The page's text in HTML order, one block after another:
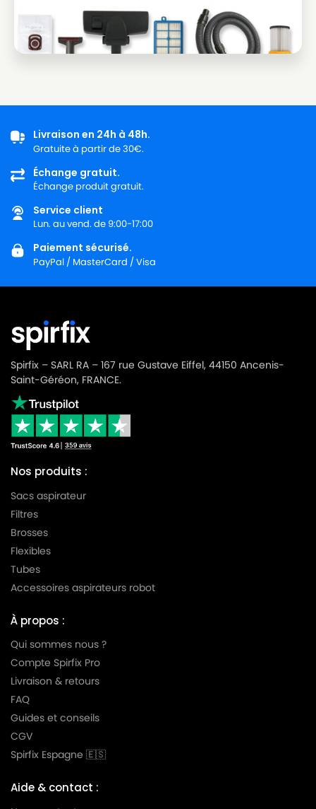
LG-
GOLDSTAR
LG-GOLDSTAR TB 33
LG-
LG-GOLDSTAR TB 39
LG-
GOLDSTAR
LG-GOLDSTAR TURBO 2700
LG-
GOLDSTAR
LG-GOLDSTAR TURBO 2900
LG-
LG-GOLDSTAR TURBO 3100 B
LG-
GOLDSTAR
LG-
GOLDSTAR
GOLDSTAR
LG-
GOLDSTAR
LG-GOLDSTAR TURBO 3400
LG-
GOLDSTAR
LG-
GOLDSTAR
LG-
GOLDSTAR
LG-
GOLDSTAR
LG-GOLDSTAR TURBO V 3300 TD
LG-
GOLDSTAR
LG-
GOLDSTAR
GOLDSTAR
Livraison en 24h à 48h.
Gratuite à partir de 30€.
Échange gratuit.
Échange produit gratuit.
Service client
Lun. au vend. de 9:00-17:00
Paiement sécurisé.
PayPal / MasterCard / Visa
Spirfix – SARL RA – 167 rue Gustave Eiffel, 44150 Ancenis-
Saint-Géréon, FRANCE.
Nos produits :
Sacs aspirateur
Filtres
Brosses
Flexibles
Tubes
Accessoires aspirateurs robot
À propos :
Qui sommes nous ?
Compte Spirfix Pro
Livraison & retours
FAQ
Guides et conseils
CGV
Spirfix Espagne 🇪🇸
Aide & contact :